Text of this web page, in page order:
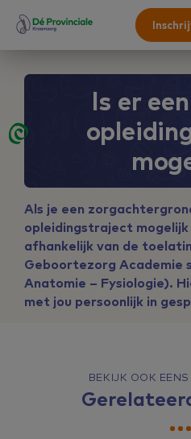
Is er
Als je een
opleidingstraject
afhankelijk van de
Geboortezorg
Anatomie – Fysiologie).
met jou persoonlijk in
BEKIJK OOK